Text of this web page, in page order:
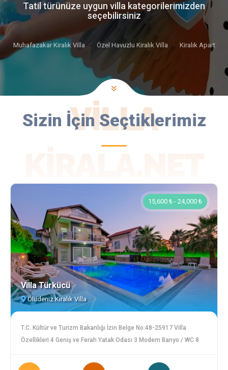
Tatil türünüze uygun villa kategorilerimizden
seçebilirsiniz
Muhafazakar Kiralık Villa Özel Havuzlu Kiralık Villa Kiralık Apart
Sizin İçin Seçtiklerimiz
VILLA
15,600 ₺ - 24,000 ₺
Villa Türkücü
Ölüdeniz Kiralık Villa
T.C. Kültür ve Turizm Bakanlığı İzin Belge No:48-25917 Villa
Özellikleri 4 Geniş ve Ferah Yatak Odası 3 Modern Banyo / WC 8
m) Havuz Derinliği: 1,50 m Geniş Bahçe ve Peyzaj Alanı Rahat